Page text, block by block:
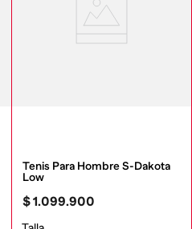
Tenis Para Hombre S-Dakota
Low
$1.099.900